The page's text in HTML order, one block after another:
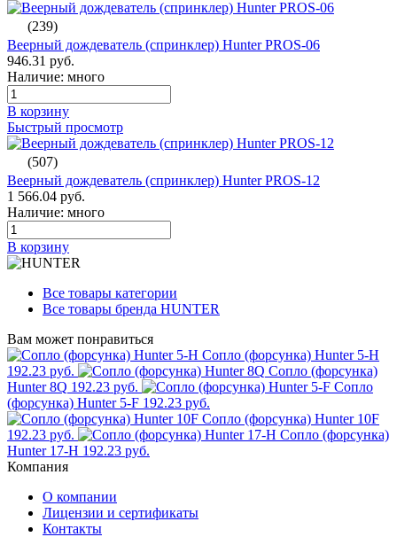
(239)
Веерный дождеватель (спринклер) Hunter PROS-06
946.31 руб.
Наличие: много
В корзину
Быстрый просмотр
(507)
Веерный дождеватель (спринклер) Hunter PROS-12
1 566.04 руб.
Наличие: много
В корзину
Все товары категории
Все товары бренда HUNTER
Вам может понравиться
Сопло (форсунка) Hunter 5-Н
192.23 руб.
Сопло (форсунка)
Hunter 8Q 192.23 руб.
Сопло
(форсунка) Hunter 5-F 192.23 руб.
Сопло (форсунка) Hunter 10F
192.23 руб.
Сопло (форсунка)
Hunter 17-H 192.23 руб.
Компания
О компании
Лицензии и сертификаты
Контакты